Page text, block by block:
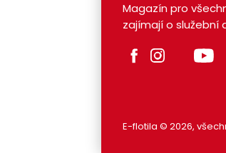
Magazín pro
zajímají o služební
E-flotila © 2026,